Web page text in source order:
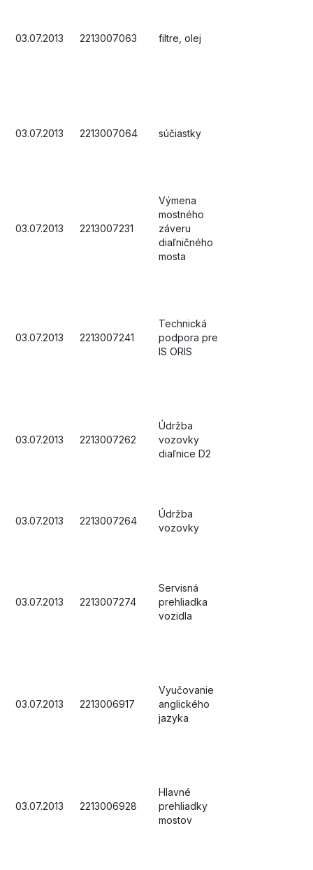
03.07.2013 2213007063 filtre, olej
03.07.2013 2213007064 súčiastky
03.07.2013 2213007231
Výmena
mostného
záveru
diaľničného
mosta
03.07.2013 2213007241
Technická
podpora pre
IS ORIS
03.07.2013 2213007262
Údržba
vozovky
diaľnice D2
03.07.2013 2213007264
Údržba
vozovky
03.07.2013 2213007274
Servisná
prehliadka
vozidla
03.07.2013 2213006917
Vyučovanie
anglického
jazyka
03.07.2013 2213006928
Hlavné
prehliadky
mostov